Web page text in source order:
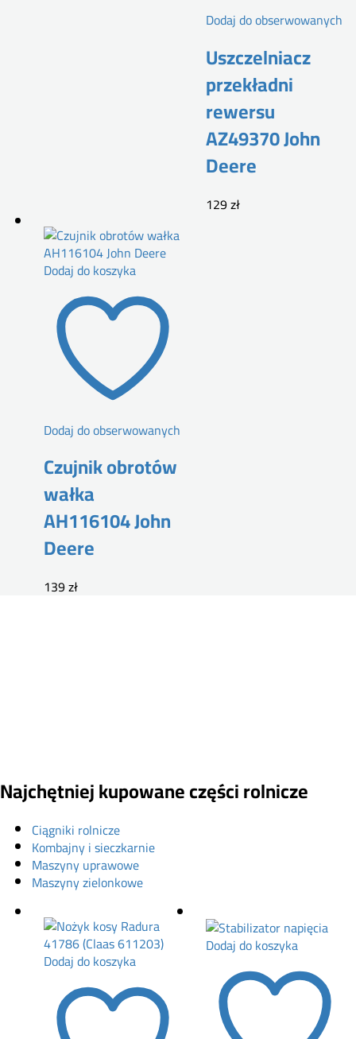
Dodaj do obserwowanych
Uszczelniacz
przekładni
rewersu
AZ49370 John
Deere
129zł
Dodaj do koszyka
Dodaj do obserwowanych
Czujnik obrotów
wałka
AH116104 John
Deere
139zł
Najchętniej kupowane części rolnicze
Ciągniki rolnicze
Kombajny i sieczkarnie
Maszyny uprawowe
Maszyny zielonkowe
Dodaj do koszyka
Dodaj do koszyka